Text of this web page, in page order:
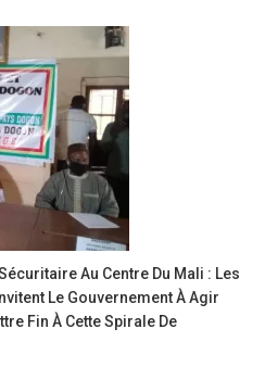
Au Centre Du Mali : Les
Le Gouvernement À Agir
Fin À Cette Spirale De